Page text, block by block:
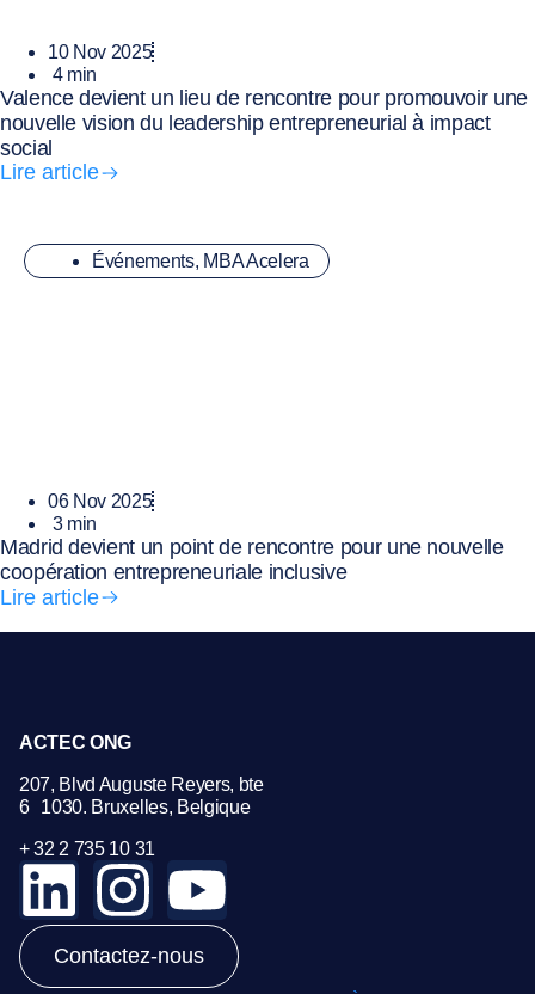
10 Nov 2025
4 min
Valence devient un lieu de rencontre pour promouvoir une
nouvelle vision du leadership entrepreneurial à impact
social
Lire article
Événements, MBA Acelera
06 Nov 2025
3 min
Madrid devient un point de rencontre pour une nouvelle
coopération entrepreneuriale inclusive
Lire article
ACTEC ONG
207, Blvd Auguste Reyers, bte
6 1030. Bruxelles, Belgique
+ 32 2 735 10 31
Contactez-nous